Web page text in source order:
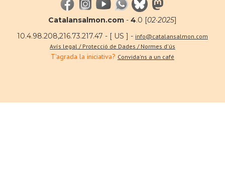
Catalansalmon.com - 4.0 [02·2025]
10.4.98.208,216.73.217.47 - [ US ] - info@catalansalmon.com
Avís legal / Protecció de Dades / Normes d'ús
T'agrada la iniciativa? Convida'ns a un café